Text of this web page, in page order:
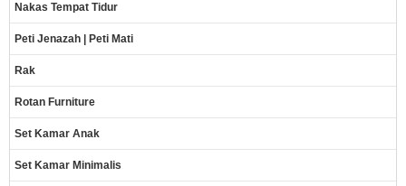
Nakas Tempat Tidur
Peti Jenazah | Peti Mati
Rak
Rotan Furniture
Set Kamar Anak
Set Kamar Minimalis